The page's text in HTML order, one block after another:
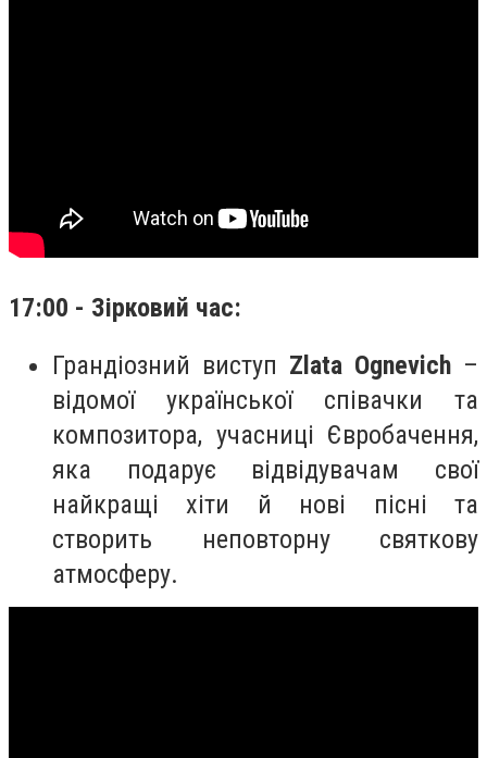
17:00 - Зірковий час:
Грандіозний виступ Zlata Ognevich –
відомої української співачки та
композитора, учасниці Євробачення,
яка подарує відвідувачам свої
найкращі хіти й нові пісні та
створить неповторну святкову
атмосферу.